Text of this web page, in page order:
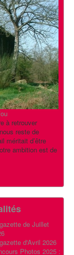
à retrouver
reste de
méritait d’être
ambition est de
de Juillet
d'Avril 2026
Photos 2025 :